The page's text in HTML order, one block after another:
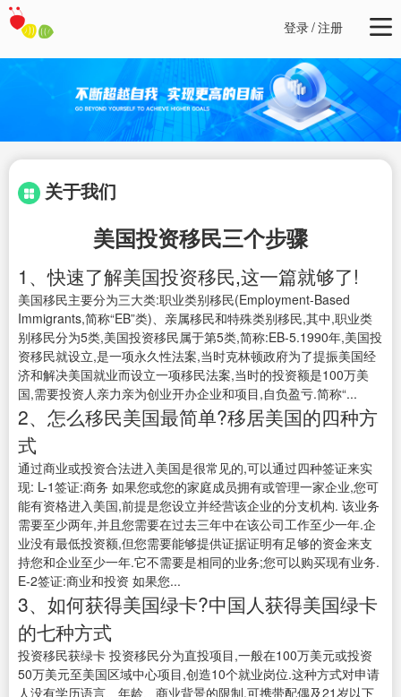
登录/注册
关于我们
美国投资移民三个步骤
1、快速了解美国投资移民,这一篇就够了!
美国移民主要分为三大类:职业类别移民(Employment-Based
Immigrants,简称“EB”类)、亲属移民和特殊类别移民,其中,职业类
别移民分为5类,美国投资移民属于第5类,简称:EB-5.1990年,美国投
资移民就设立,是一项永久性法案,当时克林顿政府为了提振美国经
济和解决美国就业而设立一项移民法案,当时的投资额是100万美
国,需要投资人亲力亲为创业开办企业和项目,自负盈亏.简称“...
2、怎么移民美国最简单?移居美国的四种方
式
通过商业或投资合法进入美国是很常见的,可以通过四种签证来实
现: L-1签证:商务 如果您或您的家庭成员拥有或管理一家企业,您可
能有资格进入美国,前提是您设立并经营该企业的分支机构. 该业务
需要至少两年,并且您需要在过去三年中在该公司工作至少一年.企
业没有最低投资额,但您需要能够提供证据证明有足够的资金来支
持您和企业至少一年.它不需要是相同的业务;您可以购买现有业务.
E-2签证:商业和投资 如果您...
3、如何获得美国绿卡?中国人获得美国绿卡
的七种方式
投资移民获绿卡 投资移民分为直投项目,一般在100万美元或投资
50万美元至美国区域中心项目,创造10个就业岗位.这种方式对申请
人没有学历语言、年龄、商业背景的限制,可携带配偶及21岁以下